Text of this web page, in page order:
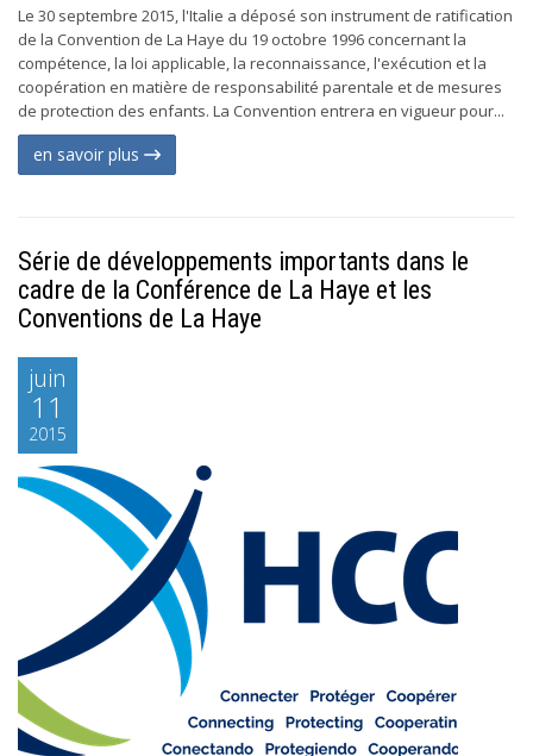
Le 30 septembre 2015, l'Italie a déposé son instrument de ratification
de la Convention de La Haye du 19 octobre 1996 concernant la
compétence, la loi applicable, la reconnaissance, l'exécution et la
coopération en matière de responsabilité parentale et de mesures
de protection des enfants. La Convention entrera en vigueur pour...
en savoir plus
Série de développements importants dans le
cadre de la Conférence de La Haye et les
Conventions de La Haye
juin
11
2015